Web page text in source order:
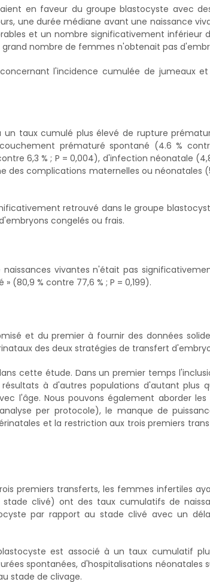
en faveur du groupe blastocyste avec
une durée médiane avant une naissance
et un nombre significativement inférieur
grand nombre de femmes n'obtenait pas
l'incidence cumulée de jumeaux
taux cumulé plus élevé de rupture
prématuré spontané (4.6 %
6,3 % ; P = 0,004), d'infection néonatale
des complications maternelles ou néonatales
retrouvé dans le groupe
congelés ou frais.
vivantes n'était pas
(80,9 % contre 77,6 % ; P = 0,199).
et du premier à fournir des données
des deux stratégies de transfert
cette étude. Dans un premier temps
à d'autres populations d'autant plus
l'âge. Nous pouvons également aborder
per protocole), le manque de
et la restriction aux trois premiers
premiers transferts, les femmes infertiles
clivé) ont des taux cumulatifs de
par rapport au stade clivé avec un
est associé à un taux cumulatif
spontanées, d'hospitalisations néonatales
stade de clivage.